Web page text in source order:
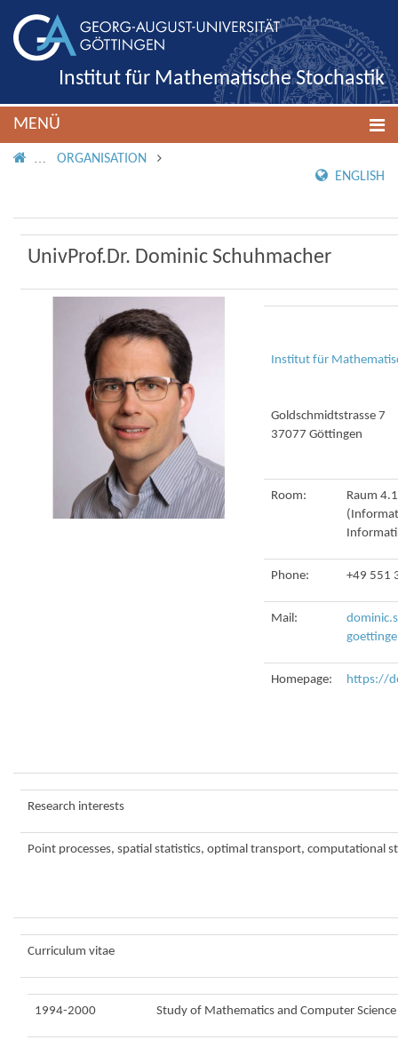
Institut für Mathematische Stochastik
MENÜ
IMS ROOT
ORGANISATION
ENGLISH
UnivProf.Dr. Dominic Schuhmacher
Institut für
Goldschmidtstrasse 7
37077 Göttingen
Room:
Raum
Phone: +49 551
Mail:
Homepage: https://
Research interests
Point processes, spatial statistics, optimal transport, computational
Curriculum vitae
1994-2000 Study of Mathematics and Computer